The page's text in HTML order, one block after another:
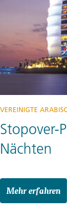
VEREINIGTE
Stopover-
Nächten
Mehr erfahren